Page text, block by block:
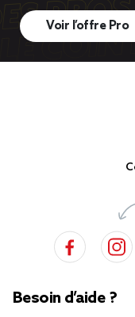
Voir l’offre Pro
Besoin d’aide ?